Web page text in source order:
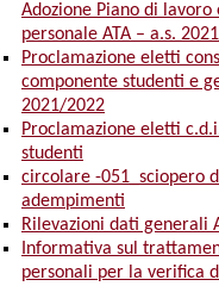
Adozione Piano di
personale ATA – a.s.
Proclamazione eletti
componente studenti e
2021/2022
Proclamazione eletti
studenti
circolare -051_sciopero
adempimenti
Rilevazioni dati generali
Informativa sul
personali per la verifica